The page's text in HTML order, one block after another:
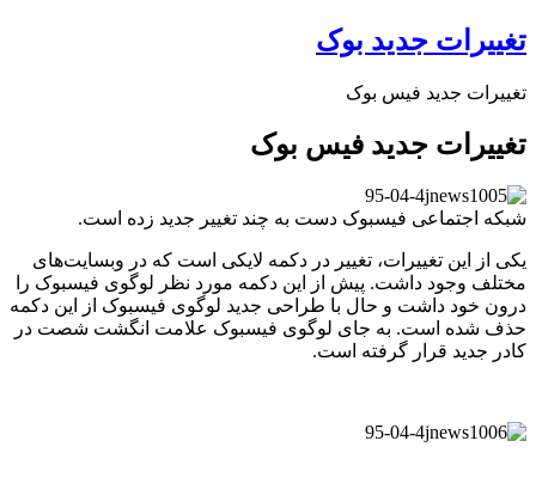
تغییرات جدید بوک
تغییرات جدید فیس بوک
تغییرات جدید فیس بوک
شبکه اجتماعی فیسبوک دست به چند تغییر جدید زده است.
یکی از این تغییرات، تغییر در دکمه لایکی است که در وبسایت‌های
مختلف وجود داشت. پیش از این دکمه مورد نظر لوگوی فیسبوک را
درون خود داشت و حال با طراحی جدید لوگوی فیسبوک از این دکمه
حذف شده است. به جای لوگوی فیسبوک علامت انگشت شصت در
کادر جدید قرار گرفته است.